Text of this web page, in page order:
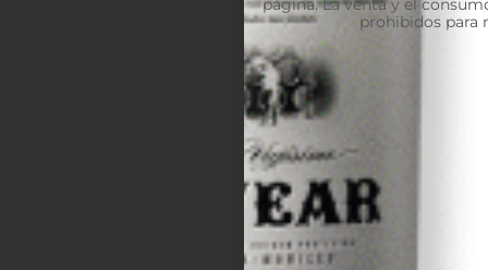
página. La venta y el
prohibidos para